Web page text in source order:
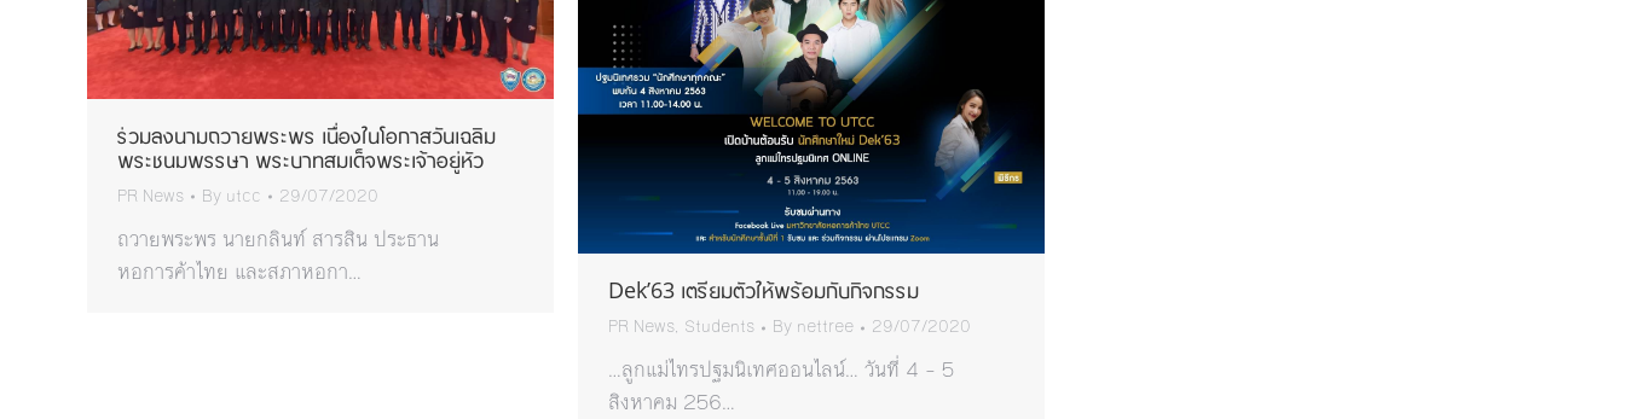
ร่วมลงนามถวายพระพร เนื่องในโอกาสวันเฉลิม
พระชนมพรรษา พระบาทสมเด็จพระเจ้าอยู่หัว
PR News By utcc 29/07/2020
ถวายพระพร นายกลินท์ สารสิน ประธาน
หอการค้าไทย และสภาหอกา…
Dek’63 เตรียมตัวให้พร้อมกับกิจกรรม
PR News, Students By nettree 29/07/2020
…ลูกแม่ไทรปฐมนิเทศออนไลน์… วันที่ 4 – 5
สิงหาคม 256…